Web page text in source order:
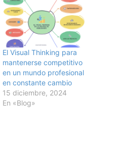
El Visual Thinking para
mantenerse competitivo
en un mundo profesional
en constante cambio
15 diciembre, 2024
En «Blog»